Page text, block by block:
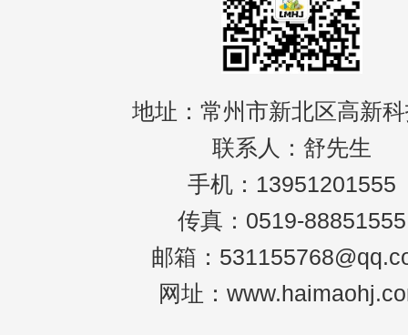
地址：常州市新北区高新
联系人：舒先生
手机：13951201555
传真：0519-88851555
邮箱：
网址：